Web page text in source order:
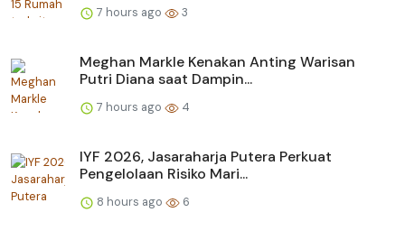
7 hours ago 3
Meghan Markle Kenakan Anting Warisan
Putri Diana saat Dampin...
7 hours ago 4
IYF 2026, Jasaraharja Putera Perkuat
Pengelolaan Risiko Mari...
8 hours ago 6